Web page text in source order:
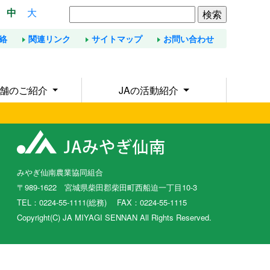
中 大
関連リンク サイトマップ お問い合わせ
のご紹介 JAの活動紹介
みやぎ仙南農業協同組合
〒989-1622 宮城県柴田郡柴田町西船迫一丁目10-3
TEL：0224-55-1111(総務) FAX：0224-55-1115
Copyright(C) JA MIYAGI SENNAN All Rights Reserved.